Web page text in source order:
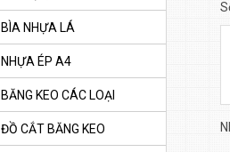
BÌA NHỰA LÁ
NHỰA ÉP A4
BĂNG KEO CÁC LOẠI
ĐỒ CẮT BĂNG KEO